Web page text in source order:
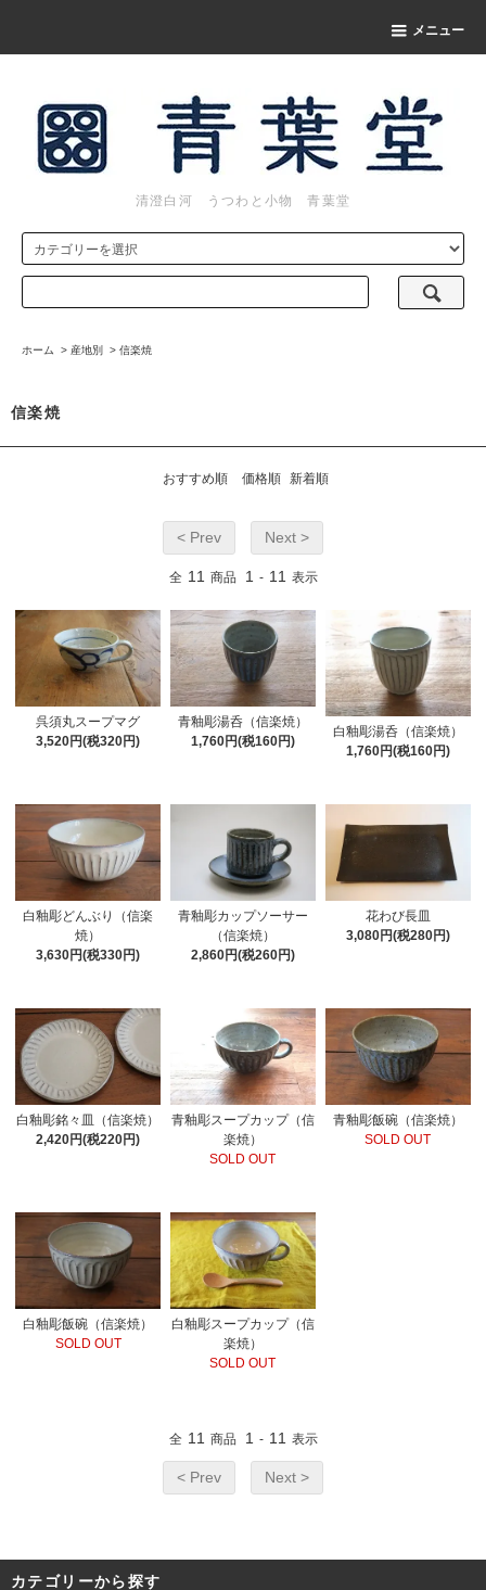
メニュー
清澄白河 うつわと小物 青葉堂
ホーム > 産地別 > 信楽焼
信楽焼
おすすめ順 価格順 新着順
< Prev Next >
全 11 商品 1 - 11 表示
呉須丸スープマグ
3,520円(税320円)
青釉彫湯呑（信楽焼）
1,760円(税160円)
白釉彫湯呑（信楽焼）
1,760円(税160円)
白釉彫どんぶり（信楽
焼）
3,630円(税330円)
青釉彫カップソーサー
（信楽焼）
2,860円(税260円)
花わび長皿
3,080円(税280円)
白釉彫銘々皿（信楽焼）
2,420円(税220円)
青釉彫スープカップ（信
楽焼）
SOLD OUT
青釉彫飯碗（信楽焼）
SOLD OUT
白釉彫飯碗（信楽焼）
SOLD OUT
白釉彫スープカップ（信
楽焼）
SOLD OUT
全 11 商品 1 - 11 表示
< Prev Next >
カテゴリーから探す